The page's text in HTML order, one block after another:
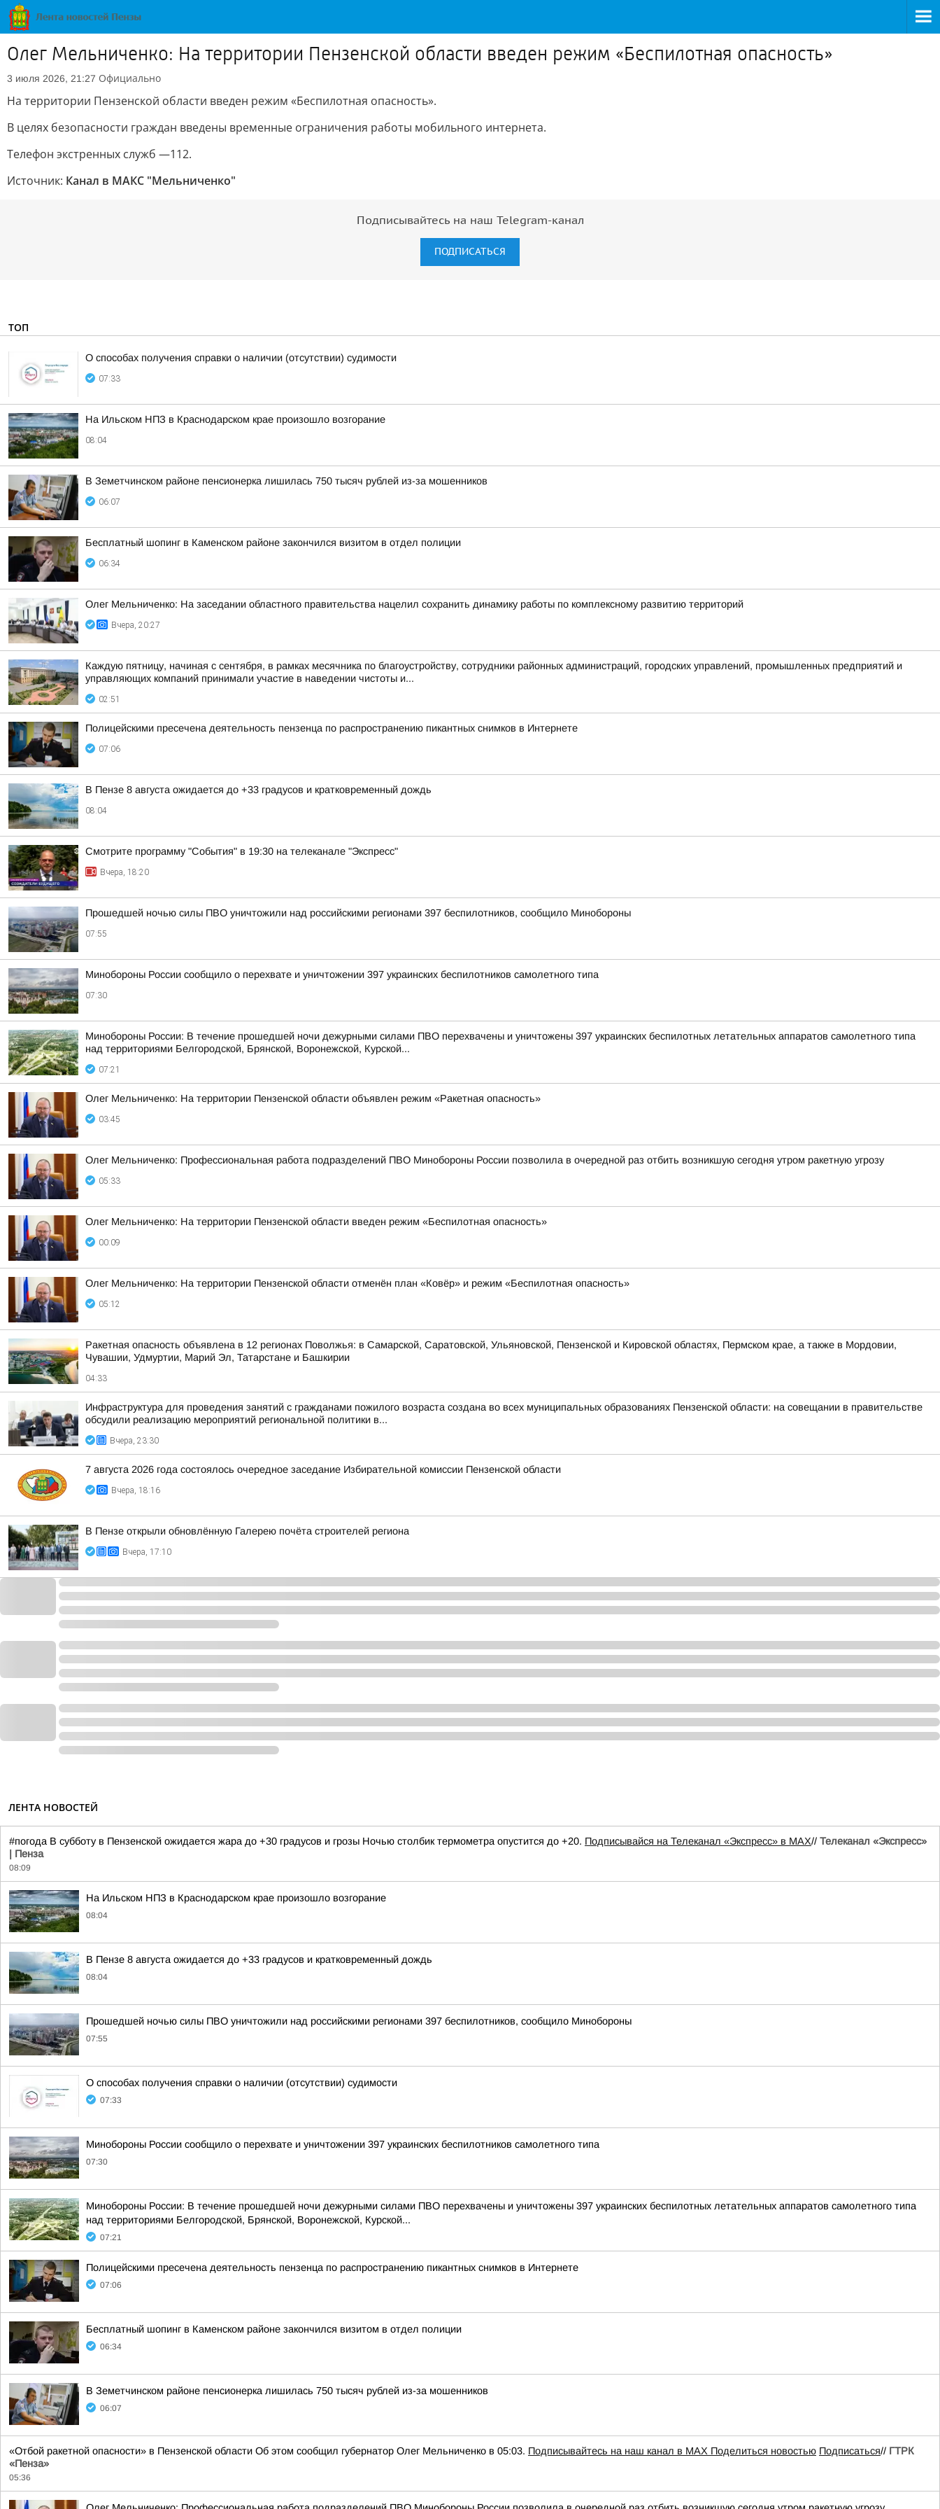
Олег Мельниченко: На территории Пензенской области введен режим «Беспилотная опасность»
3 июля 2026, 21:27 Официально
На территории Пензенской области введен режим «Беспилотная опасность».
В целях безопасности граждан введены временные ограничения работы мобильного интернета.
Телефон экстренных служб —112.
Источник: Канал в МАКС "Мельниченко"
Подписывайтесь на наш Telegram-канал
ПОДПИСАТЬСЯ
ТОП
О способах получения справки о наличии (отсутствии) судимости
07:33
На Ильском НПЗ в Краснодарском крае произошло возгорание
08:04
В Земетчинском районе пенсионерка лишилась 750 тысяч рублей из-за мошенников
06:07
Бесплатный шопинг в Каменском районе закончился визитом в отдел полиции
06:34
Олег Мельниченко: На заседании областного правительства нацелил сохранить динамику работы по комплексному развитию территорий
Вчера, 20:27
Каждую пятницу, начиная с сентября, в рамках месячника по благоустройству, сотрудники районных администраций, городских управлений, промышленных предприятий и
управляющих компаний принимали участие в наведении чистоты и...
02:51
Полицейскими пресечена деятельность пензенца по распространению пикантных снимков в Интернете
07:06
В Пензе 8 августа ожидается до +33 градусов и кратковременный дождь
08:04
Смотрите программу "События" в 19:30 на телеканале "Экспресс"
Вчера, 18:20
Прошедшей ночью силы ПВО уничтожили над российскими регионами 397 беспилотников, сообщило Минобороны
07:55
Минобороны России сообщило о перехвате и уничтожении 397 украинских беспилотников самолетного типа
07:30
Минобороны России: В течение прошедшей ночи дежурными силами ПВО перехвачены и уничтожены 397 украинских беспилотных летательных аппаратов самолетного типа
над территориями Белгородской, Брянской, Воронежской, Курской...
07:21
Олег Мельниченко: На территории Пензенской области объявлен режим «Ракетная опасность»
03:45
Олег Мельниченко: Профессиональная работа подразделений ПВО Минобороны России позволила в очередной раз отбить возникшую сегодня утром ракетную угрозу
05:33
Олег Мельниченко: На территории Пензенской области введен режим «Беспилотная опасность»
00:09
Олег Мельниченко: На территории Пензенской области отменён план «Ковёр» и режим «Беспилотная опасность»
05:12
Ракетная опасность объявлена в 12 регионах Поволжья: в Самарской, Саратовской, Ульяновской, Пензенской и Кировской областях, Пермском крае, а также в Мордовии,
Чувашии, Удмуртии, Марий Эл, Татарстане и Башкирии
04:33
Инфраструктура для проведения занятий с гражданами пожилого возраста создана во всех муниципальных образованиях Пензенской области: на совещании в правительстве
обсудили реализацию мероприятий региональной политики в...
Вчера, 23:30
7 августа 2026 года состоялось очередное заседание Избирательной комиссии Пензенской области
Вчера, 18:16
В Пензе открыли обновлённую Галерею почёта строителей региона
Вчера, 17:10
ЛЕНТА НОВОСТЕЙ
#погода В субботу в Пензенской ожидается жара до +30 градусов и грозы Ночью столбик термометра опустится до +20. Подписывайся на Телеканал «Экспресс» в MAX// Телеканал «Экспресс»
| Пенза
08:09
На Ильском НПЗ в Краснодарском крае произошло возгорание
08:04
В Пензе 8 августа ожидается до +33 градусов и кратковременный дождь
08:04
Прошедшей ночью силы ПВО уничтожили над российскими регионами 397 беспилотников, сообщило Минобороны
07:55
О способах получения справки о наличии (отсутствии) судимости
07:33
Минобороны России сообщило о перехвате и уничтожении 397 украинских беспилотников самолетного типа
07:30
Минобороны России: В течение прошедшей ночи дежурными силами ПВО перехвачены и уничтожены 397 украинских беспилотных летательных аппаратов самолетного типа
над территориями Белгородской, Брянской, Воронежской, Курской...
07:21
Полицейскими пресечена деятельность пензенца по распространению пикантных снимков в Интернете
07:06
Бесплатный шопинг в Каменском районе закончился визитом в отдел полиции
06:34
В Земетчинском районе пенсионерка лишилась 750 тысяч рублей из-за мошенников
06:07
«Отбой ракетной опасности» в Пензенской области Об этом сообщил губернатор Олег Мельниченко в 05:03. Подписывайтесь на наш канал в MAX Поделиться новостью Подписаться// ГТРК
«Пенза»
05:36